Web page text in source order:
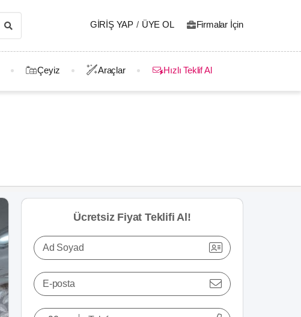
GIRIŞ YAP / ÜYE OL Firmalar İçin
Çeyiz Araçlar Hızlı Teklif Al
Ücretsiz Fiyat Teklifi Al!
Ad Soyad
E-posta